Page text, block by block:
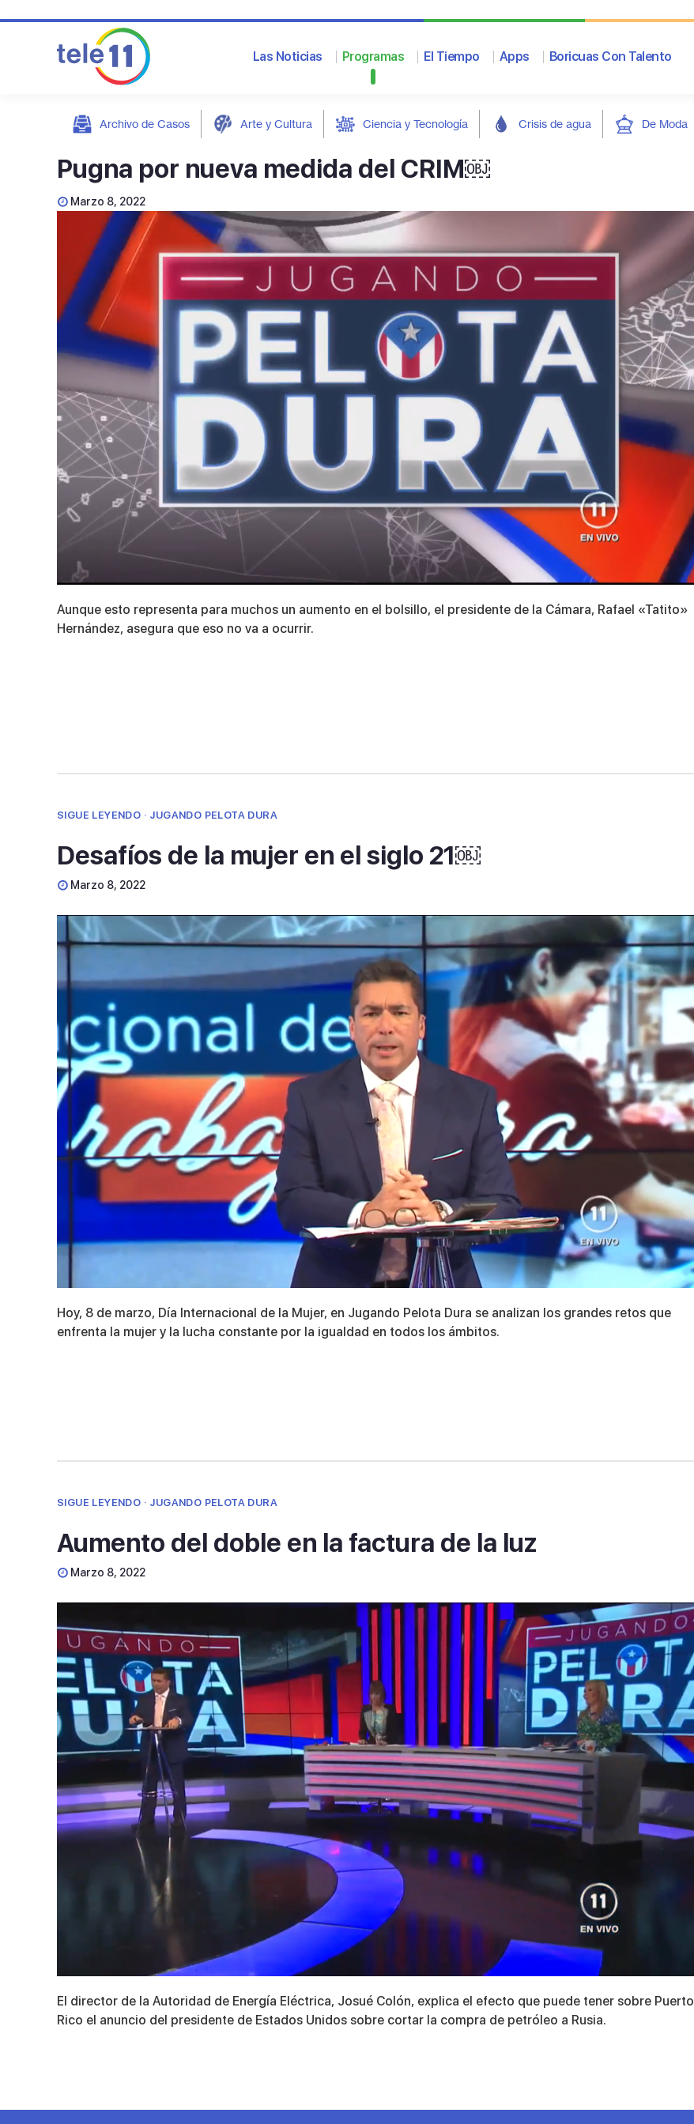
Las Noticias Programas El Tiempo Apps Boricuas Con Talento
Archivo de Casos Arte y Cultura Ciencia y Tecnología Crisis de agua De Moda
Pugna por nueva medida del CRIM￼
Marzo 8, 2022
seconds
of
5
Aunque esto representa para muchos un aumento en el bolsillo, el presidente de la Cámara, Rafael «Tatito»
Hernández, asegura que eso no va a ocurrir.
SIGUE LEYENDO · JUGANDO PELOTA DURA
Desafíos de la mujer en el siglo 21￼
Marzo 8, 2022
seconds
of
5
Hoy, 8 de marzo, Día Internacional de la Mujer, en Jugando Pelota Dura se analizan los grandes retos que
enfrenta la mujer y la lucha constante por la igualdad en todos los ámbitos.
SIGUE LEYENDO · JUGANDO PELOTA DURA
Aumento del doble en la factura de la luz
Marzo 8, 2022
seconds
of
11
El director de la Autoridad de Energía Eléctrica, Josué Colón, explica el efecto que puede tener sobre Puerto
Rico el anuncio del presidente de Estados Unidos sobre cortar la compra de petróleo a Rusia.